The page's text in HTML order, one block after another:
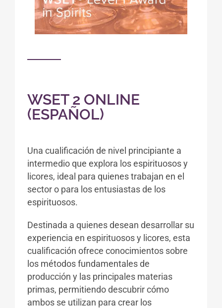
WSET 2 ONLINE
(ESPAÑOL)
Una cualificación de nivel principiante a
intermedio que explora los espirituosos y
licores, ideal para quienes trabajan en el
sector o para los entusiastas de los
espirituosos.
Destinada a quienes desean desarrollar su
experiencia en espirituosos y licores, esta
cualificación ofrece conocimientos sobre
los métodos fundamentales de
producción y las principales materias
primas, permitiendo descubrir cómo
ambos se utilizan para crear los